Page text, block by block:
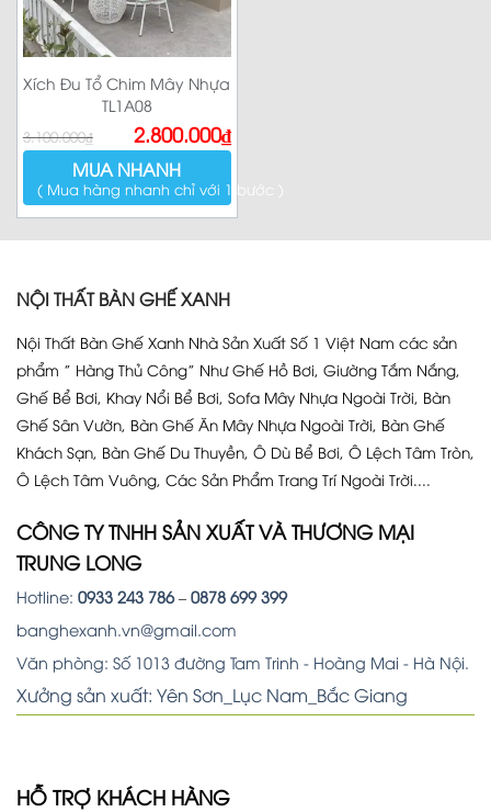
Xích Đu Tổ Chim Mây Nhựa
TL1A08
3.100.000₫
Giá
gốc
là:
3.100.000₫.
2.800.000₫
Giá
hiện
tại
2.800.000₫.
MUA NHANH
( Mua hàng nhanh chỉ với 1 bước )
NỘI THẤT BÀN GHẾ XANH
Nội Thất Bàn Ghế Xanh Nhà Sản Xuất Số 1 Việt Nam các sản
phẩm ” Hàng Thủ Công” Như Ghế Hồ Bơi, Giường Tắm Nắng,
Ghế Bể Bơi, Khay Nổi Bể Bơi, Sofa Mây Nhựa Ngoài Trời, Bàn
Ghế Sân Vườn, Bàn Ghế Ăn Mây Nhựa Ngoài Trời, Bàn Ghế
Khách Sạn, Bàn Ghế Du Thuyền, Ô Dù Bể Bơi, Ô Lệch Tâm Tròn,
Ô Lệch Tâm Vuông, Các Sản Phẩm Trang Trí Ngoài Trời....
CÔNG TY TNHH SẢN XUẤT VÀ THƯƠNG MẠI
TRUNG LONG
Hotline: 0933 243 786– 0878 699 399
banghexanh.vn@gmail.com
Văn phòng: Số 1013 đường Tam Trinh - Hoàng Mai - Hà Nội.
Xưởng sản xuất: Yên Sơn_Lục Nam_Bắc Giang
HỖ TRỢ KHÁCH HÀNG